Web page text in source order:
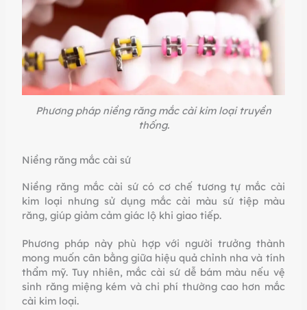
Phương pháp niềng răng mắc cài kim loại truyền
thống.
Niềng răng mắc cài sứ
Niềng răng mắc cài sứ có cơ chế tương tự mắc cài
kim loại nhưng sử dụng mắc cài màu sứ tiệp màu
răng, giúp giảm cảm giác lộ khi giao tiếp.
Phương pháp này phù hợp với người trưởng thành
mong muốn cân bằng giữa hiệu quả chỉnh nha và tính
thẩm mỹ. Tuy nhiên, mắc cài sứ dễ bám màu nếu vệ
sinh răng miệng kém và chi phí thường cao hơn mắc
cài kim loại.